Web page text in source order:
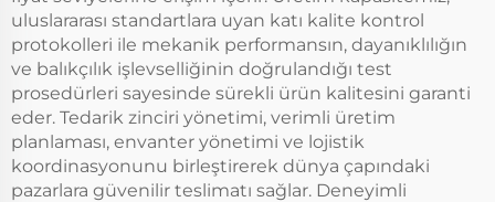
uluslararası standartlara uyan katı kalite kontrol
protokolleri ile mekanik performansın, dayanıklılığın
ve balıkçılık işlevselliğinin doğrulandığı test
prosedürleri sayesinde sürekli ürün kalitesini garanti
eder. Tedarik zinciri yönetimi, verimli üretim
planlaması, envanter yönetimi ve lojistik
koordinasyonunu birleştirerek dünya çapındaki
pazarlara güvenilir teslimatı sağlar. Deneyimli